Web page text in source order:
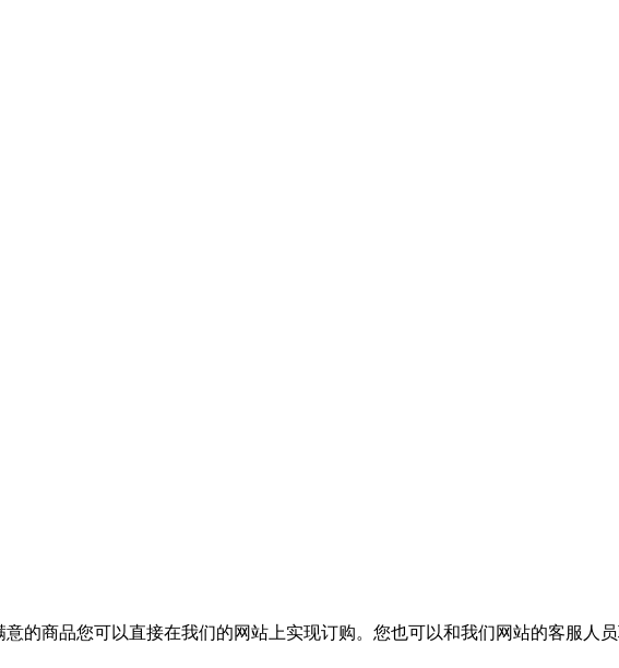
的商品您可以直接在我们的网站上实现订购。您也可以和我们网站的客服人员